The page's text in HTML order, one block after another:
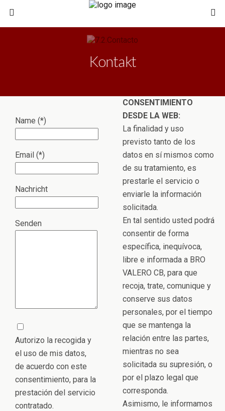
Kontakt
Name (*)
Email (*)
Nachricht
Senden
Autorizo la recogida y
el uso de mis datos,
de acuerdo con este
consentimiento, para la
prestación del servicio
contratado.
CONSENTIMIENTO
DESDE LA WEB:
La finalidad y uso
previsto tanto de los
datos en sí mismos como
de su tratamiento, es
prestarle el servicio o
enviarle la información
solicitada.
En tal sentido usted podrá
consentir de forma
específica, inequívoca,
libre e informada a BRO
VALERO CB, para que
recoja, trate, comunique y
conserve sus datos
personales, por el tiempo
que se mantenga la
relación entre las partes,
mientras no sea
solicitada su supresión, o
por el plazo legal que
corresponda.
Asimismo, le informamos